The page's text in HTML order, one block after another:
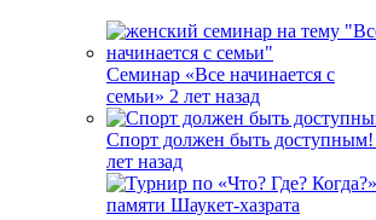
Семинар «Все начинается с
семьи» 2 лет назад
Спорт должен быть доступным!
лет назад